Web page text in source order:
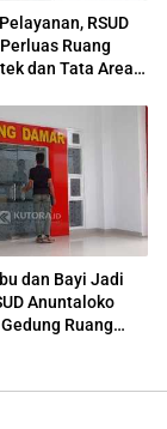
RSUD
Ruang
dan Tata Area
dan Bayi Jadi
Anuntaloko
Ruang